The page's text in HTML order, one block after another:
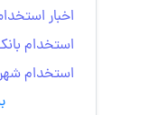
اخبار
استخدام
استخدام
انتخاب